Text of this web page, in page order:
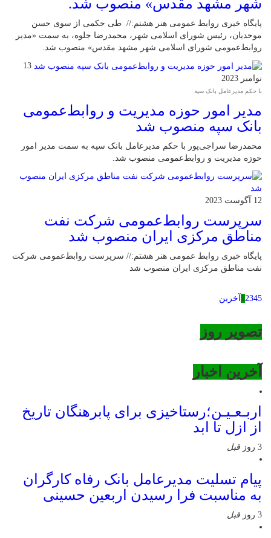
شهر مشهد مقدس» منصوب شد.
پایگاه خبری روابط عمومی هنر هشتم:// طی حکمی از سوی حسن
موحدیان، رئیس شورای اسلامی شهر، محمدرضا جلوه، به سمت «مدیر
روابط‌عمومی شورای اسلامی شهر مشهد مقدس» منصوب شد.
13
نوامبر 2023
با حکم مدیرعامل بانک سپه
مدیر امور حوزه مدیریت و روابط‌عمومی
بانک سپه منصوب شد
محمدرضا سراجی‌پور با حکم مدیرعامل بانک سپه به سمت مدیر امور
حوزه مدیریت و روابط‌عمومی منصوب شد.
12 آگوست 2023
سرپرست روابط‌عمومی شرکت نفت
مناطق مرکزی ایران منصوب شد
پایگاه خبری روابط عمومی هنر هشتم:// سرپرست روابط‌عمومی شرکت
نفت مناطق مرکزی ایران منصوب شد
1 2345 آخرین
تصویر روز
آخرین اخبار
اربـعـیـن؛رستاخیزی برای پابرهنگان تاریخ
از ازل تا ابد
3 روز قبل
پیام تسلیت مدیرعامل بانک رفاه کارگران
به مناسبت فرا رسیدن اربعین حسینی
3 روز قبل